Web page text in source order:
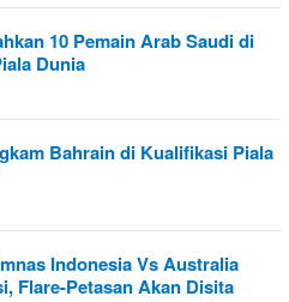
10 Pemain Arab Saudi di
Dunia
Bahrain di Kualifikasi Piala
Indonesia Vs Australia
Flare-Petasan Akan Disita